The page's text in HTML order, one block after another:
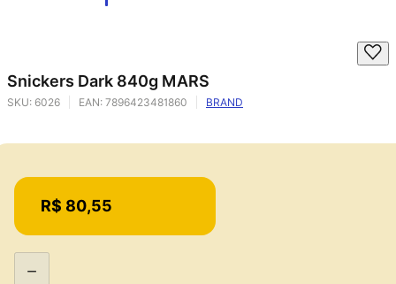
Snickers Dark 840g MARS
SKU: 6026 EAN: 7896423481860 BRAND
Price:
R$ 80,55
−